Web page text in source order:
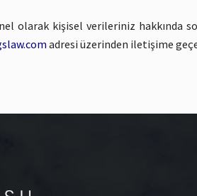
olarak kişisel verileriniz hakkında
adresi üzerinden iletişime